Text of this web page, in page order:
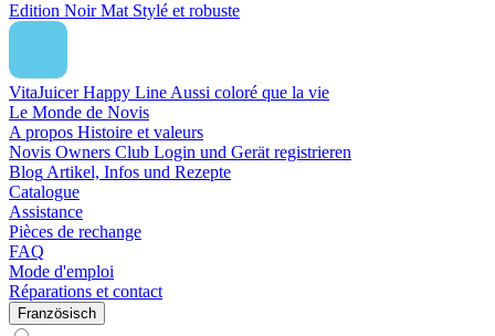
Edition Noir Mat Stylé et robuste
VitaJuicer Happy Line Aussi coloré que la vie
Le Monde de Novis
A propos Histoire et valeurs
Novis Owners Club Login und Gerät registrieren
Blog Artikel, Infos und Rezepte
Catalogue
Assistance
Pièces de rechange
FAQ
Mode d'emploi
Réparations et contact
Französisch